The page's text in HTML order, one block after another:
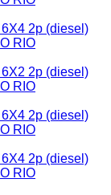
2p (diesel)
RIO
2p (diesel)
RIO
2p (diesel)
RIO
2p (diesel)
RIO